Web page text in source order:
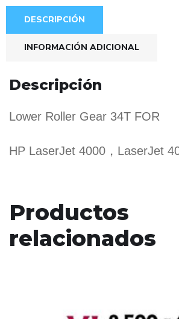
DESCRIPCIÓN
INFORMACIÓN ADICIONAL
Descripción
Lower Roller Gear 34T FOR
HP LaserJet 4000，LaserJet
Productos
relacionados